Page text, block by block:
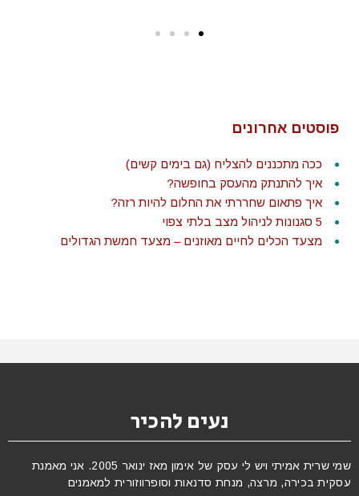
פוסטים אחרונים
ככה מתכננים להצליח (גם בימים קשים)
איך להתנתק מהעסק בחופשה?
איך פתאום שחררתי את החלום להיות רזה?
5 סגנונות לניהול מצב בלתי צפוי
מצעד הכלים לחיים מאוזנים – מצעד חמשת הגדולים
נעים להכיר
שמי שרית אמיתי ויש לי עסק של אימון מאז ינואר 2005. אני מאמנת
עסקית בכירה, מרצה, מנחת סדנאות וסופרווזורית למאמנים